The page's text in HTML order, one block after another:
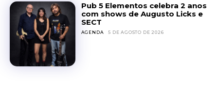
Pub 5 Elementos celebra 2 anos
com shows de Augusto Licks e
SECT
AGENDA 5 DE AGOSTO DE 2026